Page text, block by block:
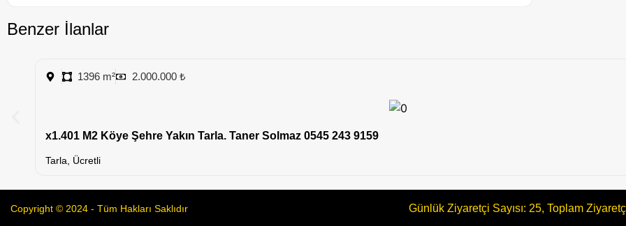
Benzer İlanlar
1396 m² 2.000.000 ₺
x1.401 M2 Köye Şehre Yakın Tarla. Taner Solmaz 0545 243 9159
Tarla Ücretli
Copyright © 2024 - Tüm Hakları Saklıdır Günlük Ziyaretçi Sayısı: 25, Toplam